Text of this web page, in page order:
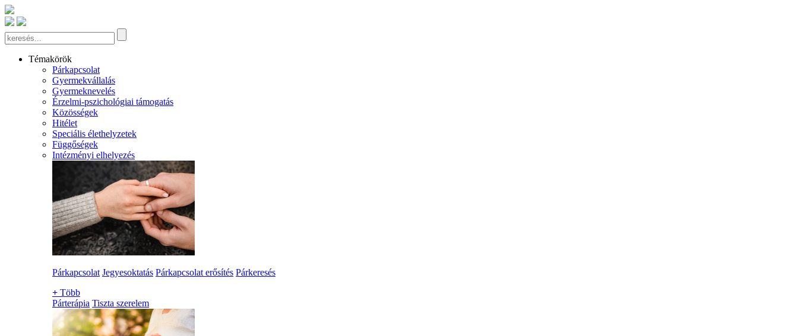
Témakörök
Párkapcsolat
Gyermekvállalás
Gyermeknevelés
Érzelmi-pszichológiai támogatás
Közösségek
Hitélet
Speciális élethelyzetek
Függőségek
Intézményi elhelyezés
Párkapcsolat Jegyesoktatás Párkapcsolat erősítés Párkeresés
+ Több
Párterápia Tiszta szerelem